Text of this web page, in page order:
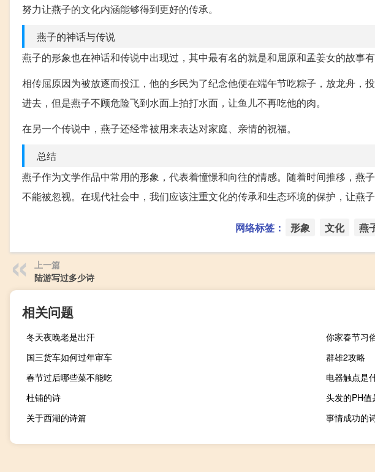
努力让燕子的文化内涵能够得到更好的传承。
燕子的神话与传说
燕子的形象也在神话和传说中出现过，其中最有名的就是和屈原和孟姜女的故事有
相传屈原因为被放逐而投江，他的乡民为了纪念他便在端午节吃粽子，放龙舟，
进去，但是燕子不顾危险飞到水面上拍打水面，让鱼儿不再吃他的肉。
在另一个传说中，燕子还经常被用来表达对家庭、亲情的祝福。
总结
燕子作为文学作品中常用的形象，代表着憧憬和向往的情感。随着时间推移，燕
不能被忽视。在现代社会中，我们应该注重文化的传承和生态环境的保护，让燕
网络标签： 形象 文化 燕
上一篇
陆游写过多少诗
相关问题
冬天夜晚老是出汗
你家春节习
国三货车如何过年审车
群雄2攻略
春节过后哪些菜不能吃
电器触点是
杜铺的诗
头发的PH值
关于西湖的诗篇
事情成功的